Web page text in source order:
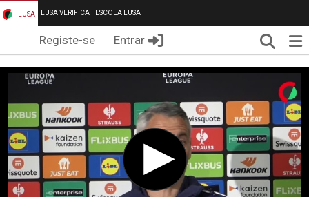
LUSA LUSA VERIFICA ESCOLA LUSA
Registe-se Entrar